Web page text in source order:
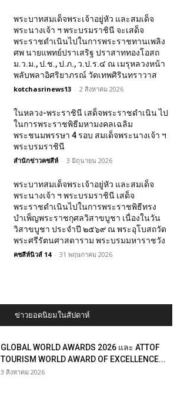
พระบาทสมเด็จพระเจ้าอยู่หัว และสมเด็จ
พระนางเจ้า ฯ พระบรมราชินี จะเสด็จ
พระราชดำเนินไปในการพระราชทานเพลิง
ศพ นายแพทย์ปราเสริฐ ปราสาททองโอสถ
ม.ว.ม., ป.ช., ป.ภ., ว.ป.ร.๔ ณ เมรุหลวงหน้า
พลับพลาอิศริยาภรณ์ วัดเทพศิรินทราวาส
kotchasrinews13 - 2 สิงหาคม 2026
ในหลวง-พระราชินี เสด็จพระราชดำเนิน ไป
ในการพระราชพิธีมหามงคลเฉลิม
พระชนมพรรษา 4 รอบ สมเด็จพระนางเจ้า ฯ
พระบรมราชินี
สำนักข่าวคชสีห์ - 3 มิถุนายน 2026
พระบาทสมเด็จพระเจ้าอยู่หัว และสมเด็จ
พระนางเจ้า ฯ พระบรมราชินี เสด็จ
พระราชดำเนินไปในการพระราชพิธีทรง
บำเพ็ญพระราชกุศลวิสาขบูชา เนื่องในวัน
วิสาขบูชา ประจำปี ๒๕๖๙ ณ พระอุโบสถวัด
พระศรีรัตนศาสดาราม พระบรมมหาราชวัง
คชสีห์นิวส์ 14 - 31 พฤษภาคม 2026
ข่าวยอดนิยมในสัปดาห์
GLOBAL WORLD AWARDS 2026 และ ATTOF
TOURISM WORLD AWARD OF EXCELLENCE...
3 สิงหาคม 2026